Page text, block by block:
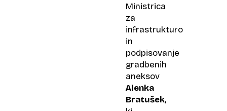
Ministrica
za
infrastrukturo
in
podpisovanje
gradbenih
aneksov
Alenka
Bratušek,